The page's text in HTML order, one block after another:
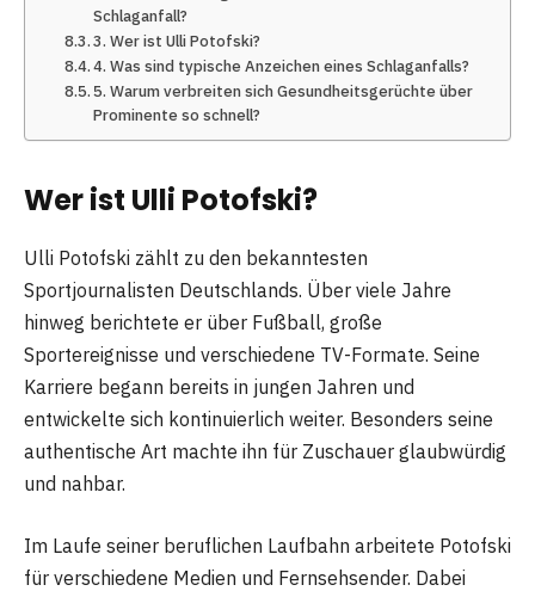
Schlaganfall?
3. Wer ist Ulli Potofski?
4. Was sind typische Anzeichen eines Schlaganfalls?
5. Warum verbreiten sich Gesundheitsgerüchte über
Prominente so schnell?
Wer ist Ulli Potofski?
Ulli Potofski zählt zu den bekanntesten
Sportjournalisten Deutschlands. Über viele Jahre
hinweg berichtete er über Fußball, große
Sportereignisse und verschiedene TV-Formate. Seine
Karriere begann bereits in jungen Jahren und
entwickelte sich kontinuierlich weiter. Besonders seine
authentische Art machte ihn für Zuschauer glaubwürdig
und nahbar.
Im Laufe seiner beruflichen Laufbahn arbeitete Potofski
für verschiedene Medien und Fernsehsender. Dabei